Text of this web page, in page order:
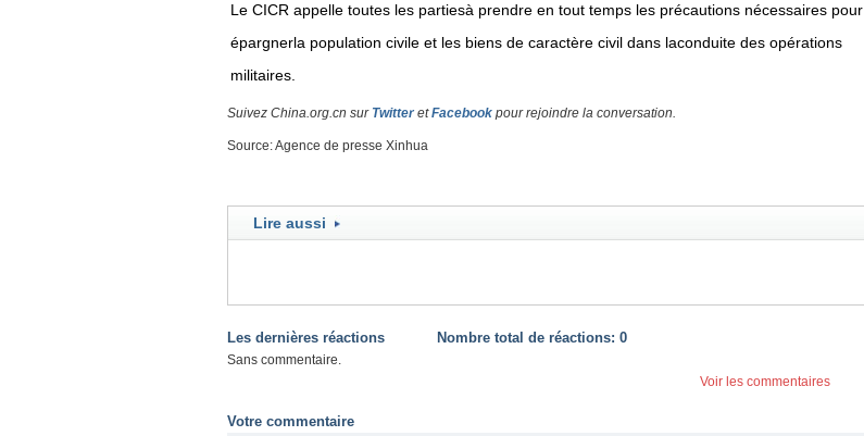
Le CICR appelle toutes les partiesà prendre en tout temps les précautions nécessaires pour
épargnerla population civile et les biens de caractère civil dans laconduite des opérations
militaires.
Suivez China.org.cn sur TwitteretFacebook pour rejoindre la conversation.
Source: Agence de presse Xinhua
Lire aussi
Les dernières réactions Nombre total de réactions: 0
Sans commentaire.
Voir les commentaires
Votre commentaire